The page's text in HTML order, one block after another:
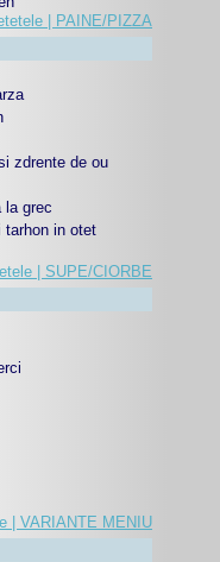
| PAINE/PIZZA
zdrente de ou
la grec
tarhon in otet
| SUPE/CIORBE
| VARIANTE MENIU